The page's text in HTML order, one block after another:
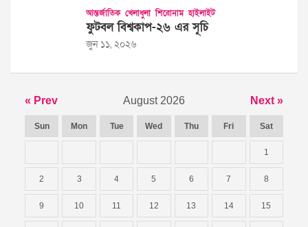
আন্তর্জাতিক খেলাধুলা শিরোনাম হাইলাইট
ফুটবল বিশ্বকাপ-২৬ এর সূচি
জুন ১১, ২০২৬
« Prev August 2026 Next »
Sun Mon Tue Wed Thu Fri Sat
1
2 3 4 5 6 7 8
9 10 11 12 13 14 15